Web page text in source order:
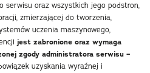
serwisu oraz wszystkich jego podstron,
zmierzającej do tworzenia,
uczenia maszynowego,
jest zabronione oraz wymaga
zgody administratora serwisu –
uzyskania wyraźnej i